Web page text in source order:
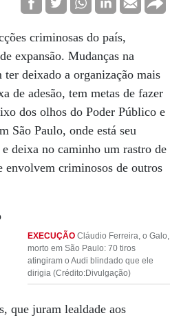
criminosas do país,
expansão. Mudanças na
ter deixado a organização mais
de adesão, tem metas de fazer
dos olhos do Poder Público e
São Paulo, onde está seu
deixa no caminho um rastro de
envolvem criminosos de outros
EXECUÇÃOCláudio Ferreira, o Galo,
morto em São Paulo: 70 tiros
atingiram o Audi blindado que ele
dirigia (Crédito:Divulgação)
que juram lealdade aos